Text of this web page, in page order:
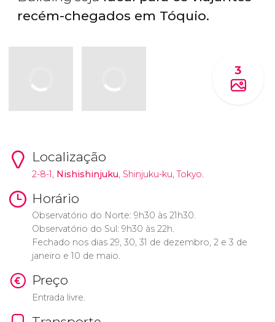
recém-chegados em Tóquio.
3
Localização
2-8-1, Nishishinjuku , Shinjuku-ku, Tokyo.
Horário
Observatório do Norte: 9h30 às 21h30.
Observatório do Sul: 9h30 às 22h.
Fechado nos dias 29, 30, 31 de dezembro, 2 e 3 de
janeiro e 10 de maio.
Preço
Entrada livre.